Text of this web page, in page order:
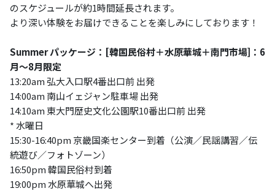
のスケジュールが約1時間延長されます。
より深い体験をお届けできることを楽しみにしております！
Summer パッケージ：[韓国民俗村＋水原華城＋南門市場]：6
月～8月限定
13:20am 弘大入口駅4番出口前 出発
14:00am 南山イェジャン駐車場 出発
14:10am 東大門歴史文化公園駅10番出口前 出発
* 水曜日
15:30-16:40pm 京畿国楽センター到着（公演／民謡講習／伝
統遊び／フォトゾーン）
16:50pm 韓国民俗村到着
19:00pm 水原華城へ出発